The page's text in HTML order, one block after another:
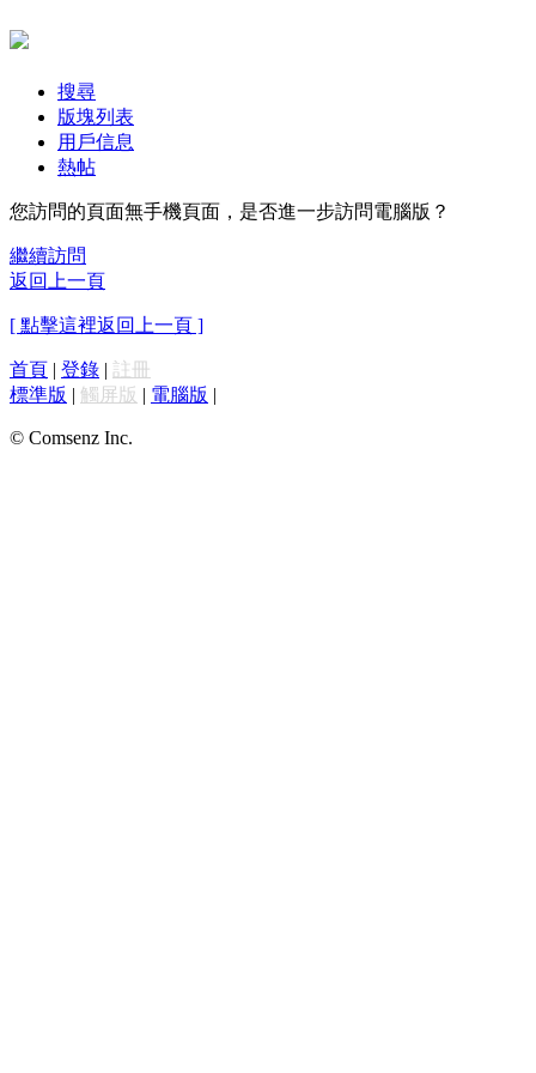
搜尋
版塊列表
用戶信息
熱帖
您訪問的頁面無手機頁面，是否進一步訪問電腦版？
繼續訪問
返回上一頁
[ 點擊這裡返回上一頁 ]
首頁 | 登錄 | 註冊
標準版 | 觸屏版 | 電腦版 |
© Comsenz Inc.